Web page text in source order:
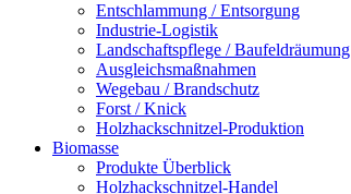
Entschlammung / Entsorgung
Industrie-Logistik
Landschaftspflege / Baufeldräumung
Ausgleichsmaßnahmen
Wegebau / Brandschutz
Forst / Knick
Holzhackschnitzel-Produktion
Biomasse
Produkte Überblick
Holzhackschnitzel-Handel